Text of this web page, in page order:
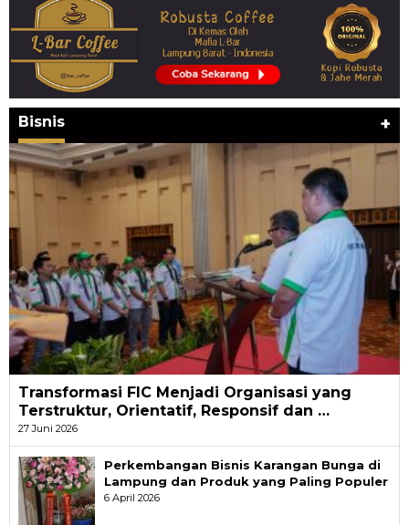
Bisnis +
Transformasi FIC Menjadi Organisasi yang
Terstruktur, Orientatif, Responsif dan …
27 Juni 2026
Perkembangan Bisnis Karangan Bunga di
Lampung dan Produk yang Paling Populer
6 April 2026